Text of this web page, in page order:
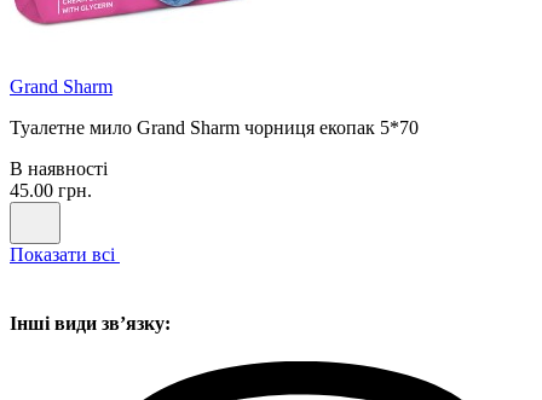
Grand Sharm
Туалетне мило Grand Sharm чорниця екопак 5*70
В наявності
45.00 грн.
Показати всі
Інші види звʼязку: